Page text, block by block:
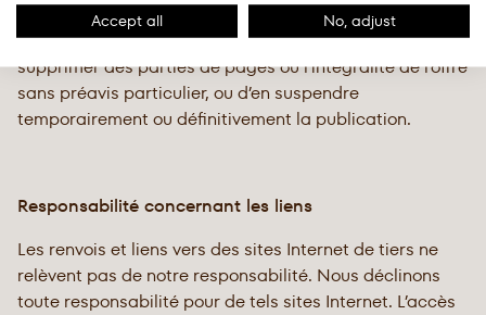
Chocolat Bernrain AG et Chocolat Stella SA se réservent
expressément le droit de modifier, de compléter ou de
supprimer des parties de pages ou l’intégralité de l’offre
sans préavis particulier, ou d’en suspendre
temporairement ou définitivement la publication.
Responsabilité concernant les liens
Les renvois et liens vers des sites Internet de tiers ne
relèvent pas de notre responsabilité. Nous déclinons
toute responsabilité pour de tels sites Internet. L’accès
Accept all No, adjust